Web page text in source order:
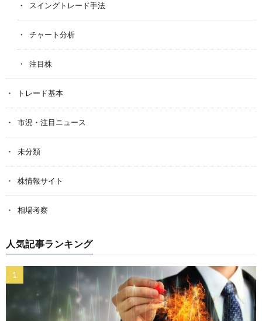
スイングトレード手法
チャート分析
注目株
トレード基本
市況・注目ニュース
未分類
株情報サイト
相場考察
人気記事ランキング